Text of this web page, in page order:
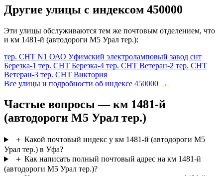
Другие улицы с индексом 450000
Эти улицы обслуживаются тем же почтовым отделением, что
и км 1481-й (автодороги М5 Урал тер.):
тер. СНТ N1 ОАО Уфимский электроламповый завод снт
Березка-1 тер. СНТ Березка-4 тер. СНТ Ветеран-2 тер. СНТ
Ветеран-3 тер. СНТ Виктория
Все улицы и подробности об индексе 450000 →
Частые вопросы — км 1481-й
(автодороги М5 Урал тер.)
＋ Какой почтовый индекс у км 1481-й (автодороги М5
Урал тер.) в Уфа?
＋ Как написать полный почтовый адрес на км 1481-й
(автодороги М5 Урал тер.)?